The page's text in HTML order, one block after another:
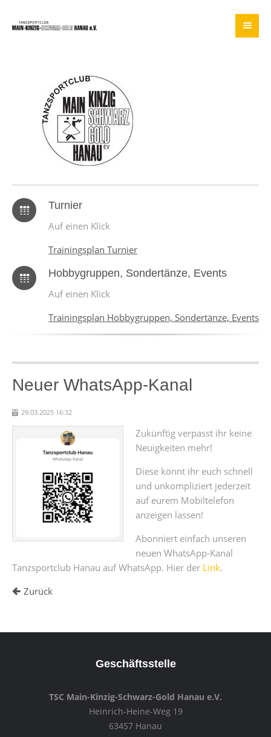
Turnier
Auf einen Klick
Trainingsplan Turnier
Hobbygruppen, Sondertänze, Events
Auf einen Klick
Trainingsplan Hobbygruppen, Sondertänze, Events
Neuer WhatsApp-Kanal
29.03.2025 16:32
Zukünftig verpasst ihr keine
Neuigkeiten mehr!
Diese könnt ihr euch schnell
und unkompliziert jederzeit
auf eurem Mobiltelefon
anzeigen lassen!
Abonniert einfach unseren
neuen WhatsApp-Kanal
Tanzsportclub Hanau auf WhatsApp. Hier der Link.
Zurück
Geschäftsstelle
TSC Main-Kinzig-Schwarz-Gold Hanau e.V.
Heinrich-Heine-Weg 19
63457 Hanau